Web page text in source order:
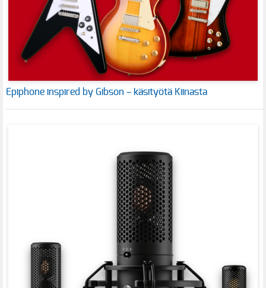
Epiphone inspired by Gibson – käsityötä Kiinasta